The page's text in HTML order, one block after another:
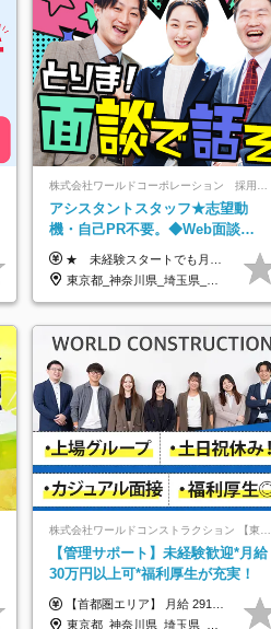
アシスタントスタッフ★志望動
機・自己PR不要。◆Web面談
OK◆完全週休2日◆年収700万円
可/p13
★ 未経験スタートでも月収40万円以上も目指せます！ ★ ★ 試用期間6か月あり／給与・待遇に変更なし ★ ＼パターン①orパターン②で給与形態の選択が可能／ ＜パターン①＞ 月給+交通費+（残業代は全額別途支給） 【首都圏・関東・北信越】 月給30.0万円以上 【関西】 月給27.5万円以上 【中部】 月給26.5万円以上 【東北】 月給24.5万円以上 【北海道】 月給24.0万円以上 【九州・中四国】 月給25.5万円以上 ＜パターン②＞ 月給（固定残業代20H含む）+交通費+賞与年2回+残業代 （※20H場合を超過した場合は全額別途支給） 【首都圏・関東・北信越】 月給25.0万円以上 【関 西・中部】 月給24.5万円以上 【東 北・北海道・九州・中四国】 月給23.5万円以上 ※上記給与には固定残業代（月20H分）を含みます 固定残業代は残業の有無に関わらず支給し、超過分は別途全額支給いたします ①②の給与形態はご本人様と相談の上、最終的に会社が決定いたします （内定時に通知） ■給与改定年1回 ■(※)賞与年2回（昨年度支給実績2回／頑張りを評価） (※)支給条件に規定あり
東京都_神奈川県_埼玉県_千葉県_大阪府_愛知県_北海道_青森県_岩手県_宮城県_秋田県_山形県_福島県_茨城県_栃木県_群馬県_新潟県_山梨県_長野県_富山県_石川県_福井県_静岡県_岐阜県_三重県_兵庫県_京都府_滋賀県_奈良県_和歌山県_広島県_岡山県_鳥取県_島根県_山口県_徳島県_香川県_愛媛県_高知県_福岡県_佐賀県_長崎県_大分県_宮崎県_鹿児島県_沖縄県
株式会社ワールドコンストラクション 【東証一部】 (ワールドホールディングス・グループ)
【管理サポート】未経験歓迎*月給
30万円以上可*福利厚生が充実！
【首都圏エリア】 月給 291,800円以上 ＋ 各種手当 【北関東エリア】 月給 264,260円以上 ＋ 各種手当 【関西・四国エリア】 月給 278,040円以上 ＋ 各種手当 【中部エリア】 月給 278,040円以上 ＋ 各種手当 【北海道・東北エリア】 月給 247,000円以上 ＋ 各種手当 【九州エリア】 月給 235,540円以上 ＋ 各種手当 【中国エリア】 月給 250,460 円以上 ＋ 各種手当 ※全て年齢・経験・能力などを考慮します。 ※試用期間3ヶ月あり。その間の待遇に変動はありません。 ※固定残業代（20時間分）を含む 首都圏／37,800円以上 北関東／34,260円以上 関西・四国／36,040円以上 中部／36,040円以上 北海道・東北／32,000円以上 九州／30,540円以上 中国／32,460円以上 ※超過分は全額支給 初年度の年収 400万円～900万円
東京都_神奈川県_埼玉県_千葉県_大阪府_愛知県_北海道_青森県_岩手県_宮城県_秋田県_山形県_福島県_茨城県_栃木県_群馬県_新潟県_山梨県_長野県_富山県_石川県_福井県_静岡県_岐阜県_三重県_兵庫県_京都府_滋賀県_奈良県_和歌山県_広島県_岡山県_鳥取県_島根県_山口県_徳島県_香川県_愛媛県_高知県_福岡県_熊本県_佐賀県_長崎県_大分県_宮崎県_鹿児島県_沖縄県